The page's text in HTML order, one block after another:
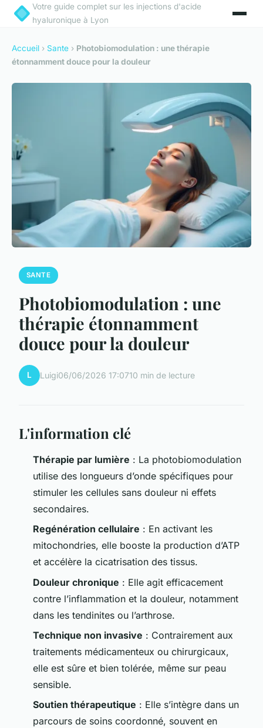
Votre guide complet sur les injections d'acide
hyaluronique à Lyon
Accueil › Sante › Photobiomodulation : une thérapie
étonnamment douce pour la douleur
SANTE
Photobiomodulation : une
thérapie étonnamment
douce pour la douleur
L Luigi06/06/2026 17:0710 min de lecture
L'information clé
Thérapie par lumière : La photobiomodulation
utilise des longueurs d’onde spécifiques pour
stimuler les cellules sans douleur ni effets
secondaires.
Regénération cellulaire : En activant les
mitochondries, elle booste la production d’ATP
et accélère la cicatrisation des tissus.
Douleur chronique : Elle agit efficacement
contre l’inflammation et la douleur, notamment
dans les tendinites ou l’arthrose.
Technique non invasive : Contrairement aux
traitements médicamenteux ou chirurgicaux,
elle est sûre et bien tolérée, même sur peau
sensible.
Soutien thérapeutique : Elle s’intègre dans un
parcours de soins coordonné, souvent en